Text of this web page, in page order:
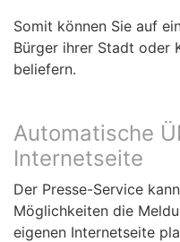
Somit können Sie auf
Bürger ihrer Stadt oder
beliefern.
Automatische
Internetseite
Der Presse-Service
Möglichkeiten die
eigenen Internetseite